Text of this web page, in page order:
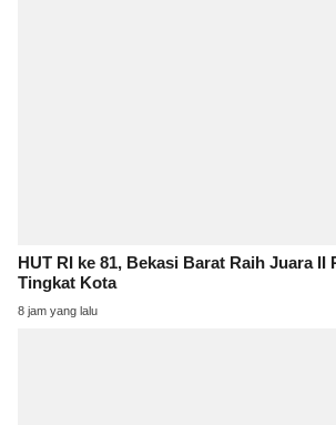
HUT RI ke 81, Bekasi Barat Raih Juara II
Tingkat Kota
8 jam yang lalu